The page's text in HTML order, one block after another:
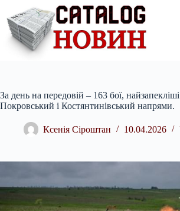
вмісту
За день на передовій – 163 бої,
Покровський і Костянтинівський напрями.
Ксенія Сіроштан 10.04.2026